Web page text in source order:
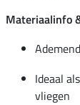
Materiaalinfo
Ademend
Ideaal
vliegen